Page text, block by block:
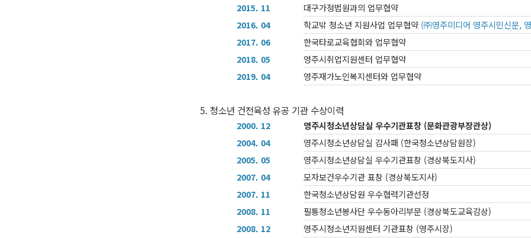
2015. 11
대구가정법원과의 업무협약
2016. 04
학교밖 청소년 지원사업 업무협약 (㈜영주미디어 영주시민신문,
2017. 06
한국타로교육협회와 업무협약
2018. 05
영주시취업지원센터 업무협약
2019. 04
영주재가노인복지센터와 업무협약
5. 청소년 건전육성 유공 기관 수상이력
2000. 12
영주시청소년상담실 우수기관표창 (문화관광부장관상)
2004. 04
영주시청소년상담실 감사패 (한국청소년상담원장)
2005. 05
영주시청소년상담실 우수기관표창 (경상북도지사)
2007. 04
모자보건우수기관 표창 (경상북도지사)
2007. 11
한국청소년상담원 우수협력기관선정
2008. 11
필통청소년봉사단 우수동아리부문 (경상북도교육감상)
2008. 12
영주시청소년지원센터 기관표창 (영주시장)